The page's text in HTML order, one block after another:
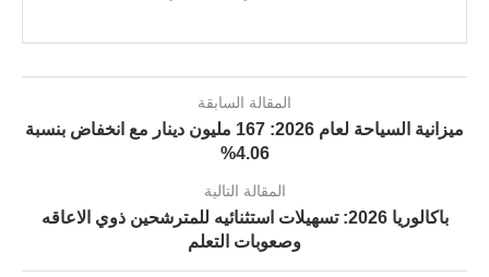
المقالة السابقة
ميزانية السياحة لعام 2026: 167 مليون دينار مع انخفاض بنسبة
4.06%
المقالة التالية
باكالوريا 2026: تسهيلات استثنائيه للمترشحين ذوي الاعاقه
وصعوبات التعلم